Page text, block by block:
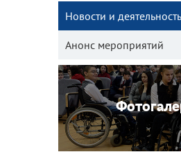
Новости и деятельность
Анонс мероприятий